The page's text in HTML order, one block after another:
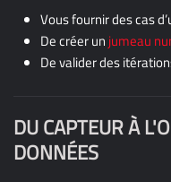
Vous fournir des cas
De créer un jumeau
De valider des
DU CAPTEUR À
DONNÉES